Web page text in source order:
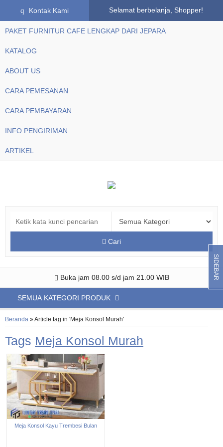
q Kontak Kami Selamat berbelanja, Shopper!
PAKET FURNITUR CAFE LENGKAP DARI JEPARA
KATALOG
ABOUT US
CARA PEMESANAN
CARA PEMBAYARAN
INFO PENGIRIMAN
ARTIKEL
Cari
Buka jam 08.00 s/d jam 21.00 WIB
SEMUA KATEGORI PRODUK
Beranda »Article tag in 'Meja Konsol Murah'
Tags Meja Konsol Murah
Meja Konsol Kayu Trembesi Bulan
SIDEBAR